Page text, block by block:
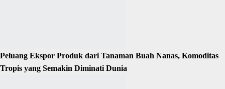
Peluang Ekspor Produk dari Tanaman Buah Nanas, Komoditas
Tropis yang Semakin Diminati Dunia